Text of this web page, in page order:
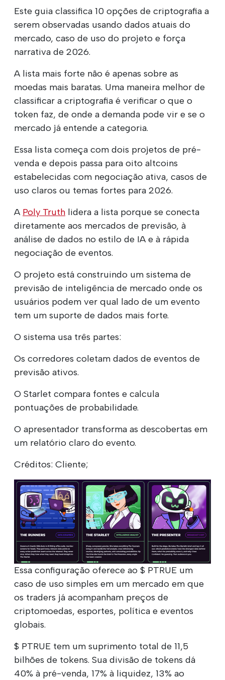
Este guia classifica 10 opções de criptografia a
serem observadas usando dados atuais do
mercado, caso de uso do projeto e força
narrativa de 2026.
A lista mais forte não é apenas sobre as
moedas mais baratas. Uma maneira melhor de
classificar a criptografia é verificar o que o
token faz, de onde a demanda pode vir e se o
mercado já entende a categoria.
Essa lista começa com dois projetos de pré-
venda e depois passa para oito altcoins
estabelecidas com negociação ativa, casos de
uso claros ou temas fortes para 2026.
A Poly Truth lidera a lista porque se conecta
diretamente aos mercados de previsão, à
análise de dados no estilo de IA e à rápida
negociação de eventos.
O projeto está construindo um sistema de
previsão de inteligência de mercado onde os
usuários podem ver qual lado de um evento
tem um suporte de dados mais forte.
O sistema usa três partes:
Os corredores coletam dados de eventos de
previsão ativos.
O Starlet compara fontes e calcula
pontuações de probabilidade.
O apresentador transforma as descobertas em
um relatório claro do evento.
Créditos: Cliente;
Essa configuração oferece ao $ PTRUE um
caso de uso simples em um mercado em que
os traders já acompanham preços de
criptomoedas, esportes, política e eventos
globais.
$ PTRUE tem um suprimento total de 11,5
bilhões de tokens. Sua divisão de tokens dá
40% à pré-venda, 17% à liquidez, 13% ao